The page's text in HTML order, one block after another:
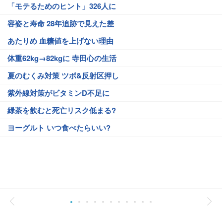
「モテるためのヒント」326人に
容姿と寿命 28年追跡で見えた差
あたりめ 血糖値を上げない理由
体重62kg→82kgに 寺田心の生活
夏のむくみ対策 ツボ&反射区押し
紫外線対策がビタミンD不足に
緑茶を飲むと死亡リスク低まる?
ヨーグルト いつ食べたらいい?